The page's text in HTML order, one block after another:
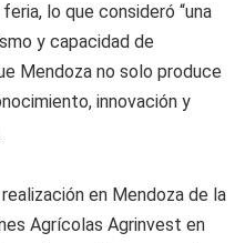
lo que consideró “una
y capacidad de
Mendoza no solo produce
innovación y
en Mendoza de la
Agrícolas Agrinvest en